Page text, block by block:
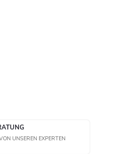
UNSEREN EXPERTEN